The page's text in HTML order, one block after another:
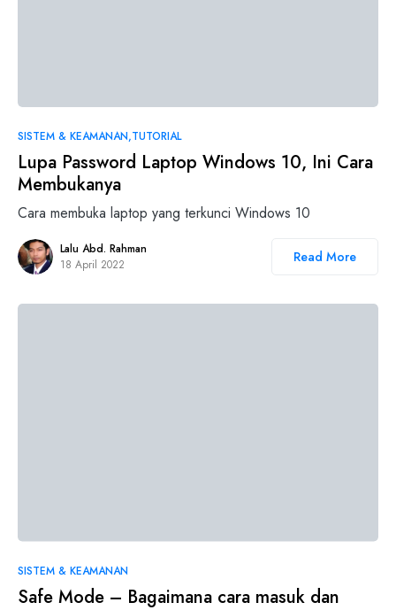
SISTEM & KEAMANAN TUTORIAL
Lupa Password Laptop Windows 10, Ini Cara
Membukanya
Cara membuka laptop yang terkunci Windows 10
Lalu Abd. Rahman
18 April 2022
Read More
SISTEM & KEAMANAN
Safe Mode – Bagaimana cara masuk dan